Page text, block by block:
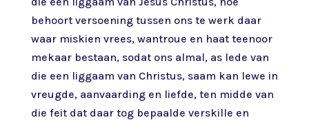
behoort versoening tussen ons te werk daar
waar miskien vrees, wantroue en haat teenoor
mekaar bestaan, sodat ons almal, as lede van
die een liggaam van Christus, saam kan lewe in
vreugde, aanvaarding en liefde, ten midde van
die feit dat daar tog bepaalde verskille en